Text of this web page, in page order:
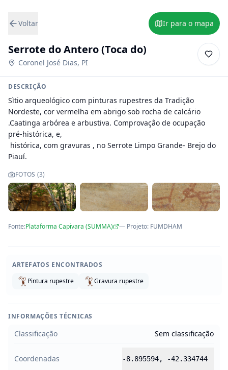
Voltar Ir para o mapa
Serrote do Antero (Toca do)
Coronel José Dias, PI
DESCRIÇÃO
Sìtio arqueológico com pinturas rupestres da Tradição
Nordeste, cor vermelha em abrigo sob rocha de calcário
.Caatinga arbórea e arbustiva. Comprovaçâo de ocupação
pré-histórica, e,
Piauí.
FOTOS (3)
Fonte:Plataforma Capivara (SUMMA) — Projeto: FUMDHAM
ARTEFATOS ENCONTRADOS
Pintura rupestre
Gravura rupestre
INFORMAÇÕES TÉCNICAS
Classificação Sem classificação
Coordenadas -8.895594, -42.334744